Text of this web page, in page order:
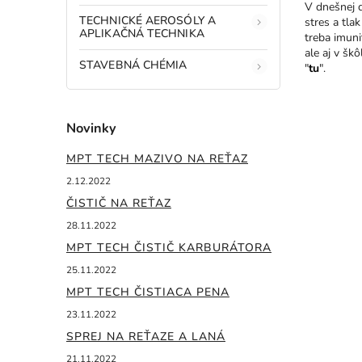
TECHNICKÉ AEROSÓLY A
APLIKAČNÁ TECHNIKA
STAVEBNÁ CHÉMIA
Novinky
MPT TECH MAZIVO NA REŤAZ
2.12.2022
ČISTIČ NA REŤAZ
28.11.2022
MPT TECH ČISTIČ KARBURÁTORA
25.11.2022
MPT TECH ČISTIACA PENA
23.11.2022
SPREJ NA REŤAZE A LANÁ
21.11.2022
V dnešnej
stres a
treba
ale aj v
"tu".